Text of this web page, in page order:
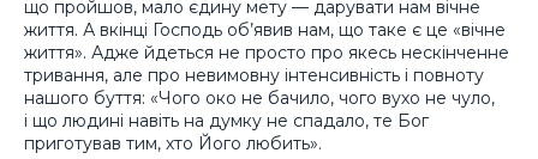
що пройшов, мало єдину мету — дарувати нам вічне
життя. А вкінці Господь об’явив нам, що таке є це «вічне
життя». Адже йдеться не просто про якесь нескінченне
тривання, але про невимовну інтенсивність і повноту
нашого буття: «Чого око не бачило, чого вухо не чуло,
і що людині навіть на думку не спадало, те Бог
приготував тим, хто Його любить».